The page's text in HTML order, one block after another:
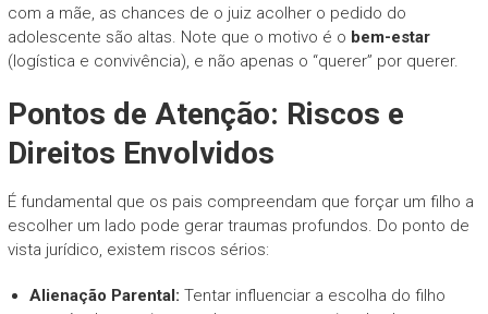
com a mãe, as chances de o juiz acolher o pedido do
adolescente são altas. Note que o motivo é o bem-estar
(logística e convivência), e não apenas o “querer” por querer.
Pontos de Atenção: Riscos e
Direitos Envolvidos
É fundamental que os pais compreendam que forçar um filho a
escolher um lado pode gerar traumas profundos. Do ponto de
vista jurídico, existem riscos sérios:
Alienação Parental: Tentar influenciar a escolha do filho